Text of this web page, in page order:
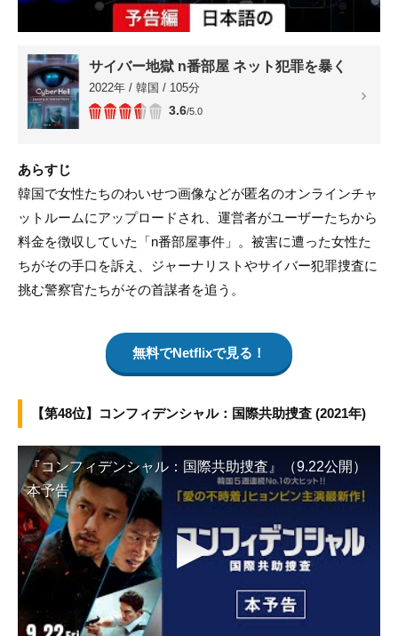
サイバー地獄 n番部屋 ネット犯罪を暴く
2022年 / 韓国 / 105分
3.6/5.0
あらすじ
韓国で女性たちのわいせつ画像などが匿名のオンラインチャ
ットルームにアップロードされ、運営者がユーザーたちから
料金を徴収していた「n番部屋事件」。被害に遭った女性た
ちがその手口を訴え、ジャーナリストやサイバー犯罪捜査に
挑む警察官たちがその首謀者を追う。
無料でNetflixで見る！
【第48位】コンフィデンシャル：国際共助捜査 (2021年)
『コンフィデンシャル：国際共助捜査』（9.22公開）
本予告
▶